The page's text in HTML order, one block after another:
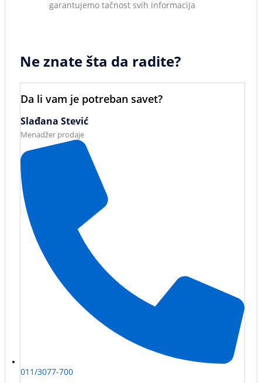
garantujemo tačnost svih informacija
Ne znate šta da radite?
Da li vam je potreban savet?
Slađana Stević
Menadžer prodaje
011/3077-700